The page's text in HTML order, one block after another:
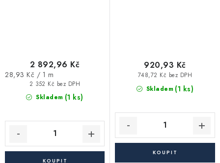
Skladem (1 ks)
2 352 Kč bez DPH
2 892,96 Kč
Měrná
28,93 Kč / 1 m
Skladem (1 ks)
748,72 Kč bez DPH
920,93 Kč